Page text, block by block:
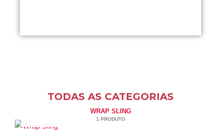
TODAS AS CATEGORIAS
WRAP SLING
1 PRODUTO